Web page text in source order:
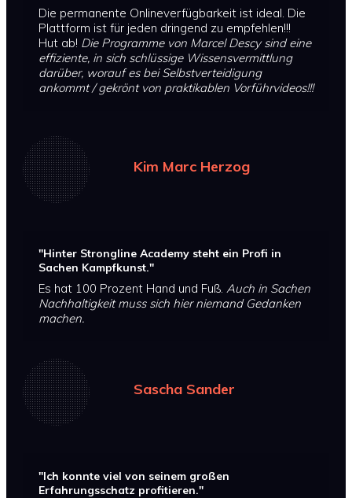
Die permanente Onlineverfügbarkeit ist ideal. Die
Plattform ist für jeden dringend zu empfehlen!!!
Hut ab! Die Programme von Marcel Descy sind eine
effiziente, in sich schlüssige Wissensvermittlung
darüber, worauf es bei Selbstverteidigung
ankommt / gekrönt von praktikablen Vorführvideos!!!
Kim Marc Herzog
"Hinter Strongline Academy steht ein Profi in
Sachen Kampfkunst."
Es hat 100 Prozent Hand und Fuß. Auch in Sachen
Nachhaltigkeit muss sich hier niemand Gedanken
machen.
Sascha Sander
"Ich konnte viel von seinem großen
Erfahrungsschatz profitieren."